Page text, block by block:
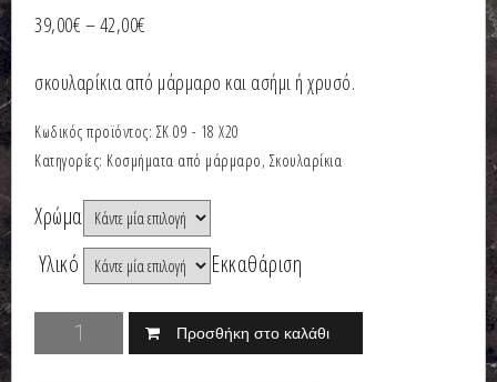
39,00€ –42,00€
σκουλαρίκια από μάρμαρο και ασήμι ή χρυσό.
Κωδικός προϊόντος: ΣΚ 09 - 18 Χ20
Κατηγορίες: Κοσμήματα από μάρμαρο, Σκουλαρίκια
Χρώμα
Υλικό
Εκκαθάριση
Προσθήκη στο καλάθι